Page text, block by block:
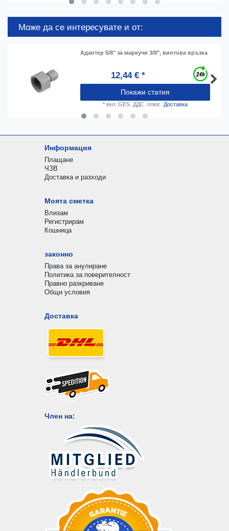
Може да се интересувате и от:
Адаптер 5/8" за маркучи 3/8", винтова връзка
12,44 € *
Покажи статия
* вкл. GES. ДДС. плюс. Доставка
Информация
Плащане
ЧЗВ
Доставка и разходи
Моята сметка
Влизам
Регистрирам
Кошница
законно
Права за анулиране
Политика за поверителност
Правно разкриване
Общи условия
Доставка
Член на: